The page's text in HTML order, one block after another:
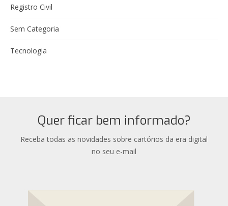
Registro Civil
Sem Categoria
Tecnologia
Quer ficar bem informado?
Receba todas as novidades sobre cartórios da era digital
no seu e-mail